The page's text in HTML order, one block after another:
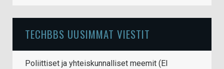
TECHBBS UUSIMMAT VIESTIT
Poliittiset ja yhteiskunnalliset meemit (EI